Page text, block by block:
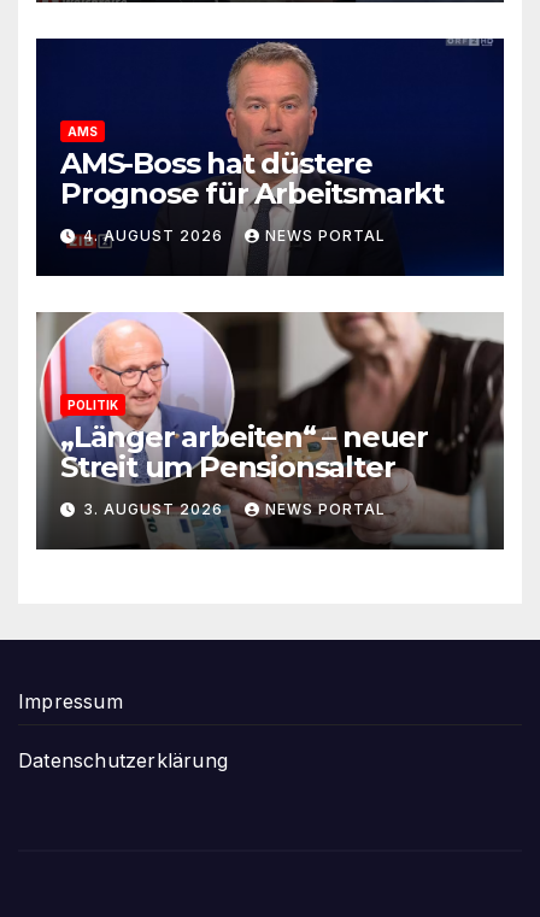
AMS
AMS-Boss hat düstere
Prognose für Arbeitsmarkt
4. AUGUST 2026 NEWS PORTAL
POLITIK
„Länger arbeiten“ – neuer
Streit um Pensionsalter
3. AUGUST 2026 NEWS PORTAL
Impressum
Datenschutzerklärung